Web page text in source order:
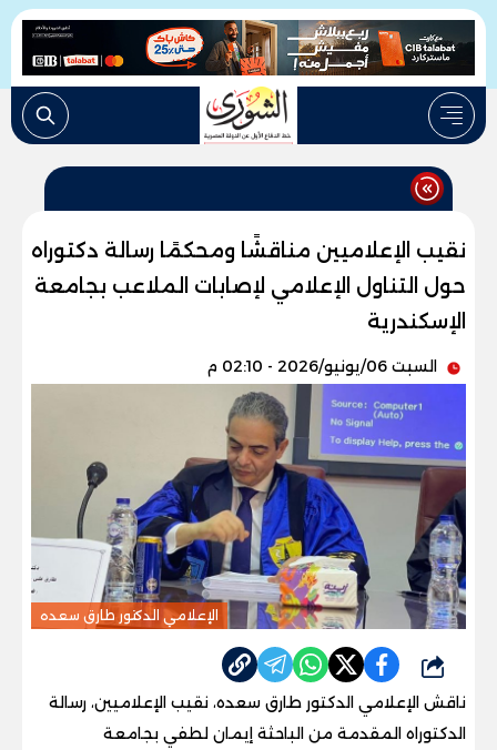
نقيب الإعلاميين مناقشًا ومحكمًا رسالة دكتوراه
حول التناول الإعلامي لإصابات الملاعب بجامعة
الإسكندرية
السبت 06/يونيو/2026 - 02:10 م
الإعلامي الدكتور طارق سعده
شارك
ناقش الإعلامي الدكتور طارق سعده، نقيب الإعلاميين، رسالة
الدكتوراه المقدمة من الباحثة إيمان لطفي بجامعة